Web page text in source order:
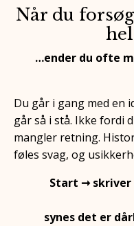
Når du
…ender du ofte
Du går i gang med en
går så i stå. Ikke fordi
mangler retning.
føles svag, og
Start ➞
synes det er